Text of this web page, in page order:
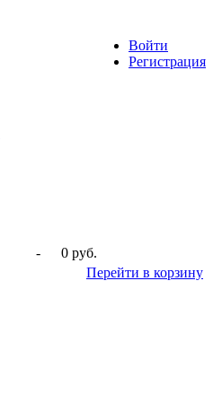
Войти
Регистрация
-
0 руб.
Перейти в корзину